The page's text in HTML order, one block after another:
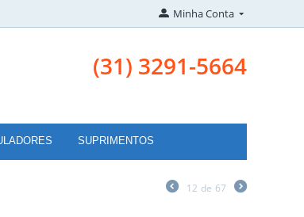
Minha Conta
(31) 3291-5664
SUPRIMENTOS
12 de 67